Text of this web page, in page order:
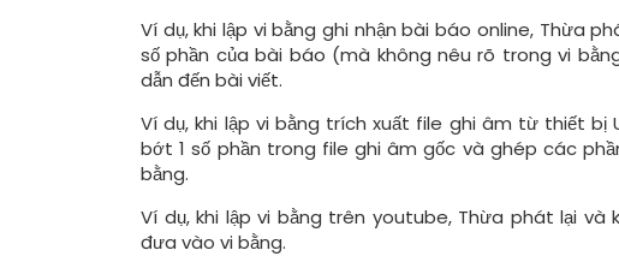
Ví dụ, khi lập vi bằng ghi nhận bài báo online, Thừa
số phần của bài báo (mà không nêu rõ trong vi
dẫn đến bài viết.
Ví dụ, khi lập vi bằng trích xuất file ghi âm từ thiết bị
bớt 1 số phần trong file ghi âm gốc và ghép các
bằng.
Ví dụ, khi lập vi bằng trên youtube, Thừa phát lại
đưa vào vi bằng.